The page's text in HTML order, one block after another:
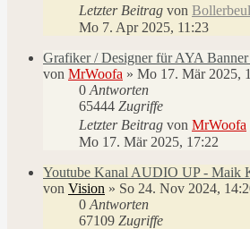
Letzter Beitrag von
Mo 7. Apr 2025, 11:23
Grafiker / Designer für AYA Banner
von MrWoofa » Mo 17. Mär 2025,
0 Antworten
65444 Zugriffe
Letzter Beitrag von MrWoofa
Mo 17. Mär 2025, 17:22
Youtube Kanal AUDIO UP - Maik
von Vision » So 24. Nov 2024,
0 Antworten
67109 Zugriffe